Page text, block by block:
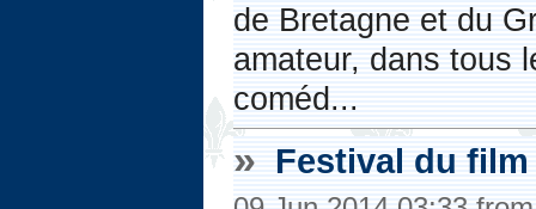
de Bretagne et du
amateur, dans tous
coméd...
» Festival du